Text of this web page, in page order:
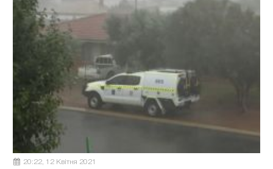
20:22, 12 Квітня 2021